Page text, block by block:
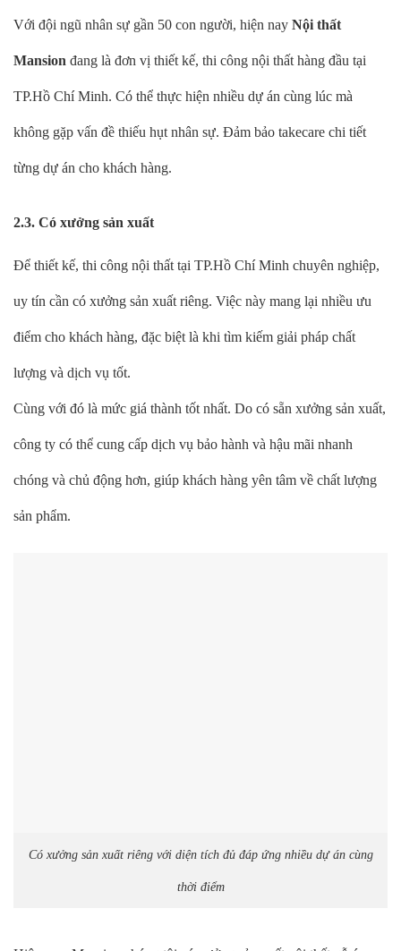
Với đội ngũ nhân sự gần 50 con người, hiện nay Nội thất
Mansion đang là đơn vị thiết kế, thi công nội thất hàng đầu tại
TP.Hồ Chí Minh. Có thể thực hiện nhiều dự án cùng lúc mà
không gặp vấn đề thiếu hụt nhân sự. Đảm bảo takecare chi tiết
từng dự án cho khách hàng.
2.3. Có xưởng sản xuất
Để thiết kế, thi công nội thất tại TP.Hồ Chí Minh chuyên nghiệp,
uy tín cần có xưởng sản xuất riêng. Việc này mang lại nhiều ưu
điểm cho khách hàng, đặc biệt là khi tìm kiếm giải pháp chất
lượng và dịch vụ tốt.
Cùng với đó là mức giá thành tốt nhất. Do có sẵn xưởng sản xuất,
công ty có thể cung cấp dịch vụ bảo hành và hậu mãi nhanh
chóng và chủ động hơn, giúp khách hàng yên tâm về chất lượng
sản phẩm.
Có xưởng sản xuất riêng với diện tích đủ đáp ứng nhiều dự án cùng
thời điểm